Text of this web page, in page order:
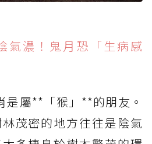
氣濃！鬼月恐「生病感
是屬**「猴」**的朋友。
茂密的地方往往是陰氣